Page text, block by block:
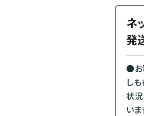
ネ
発
●お
し
状
いま